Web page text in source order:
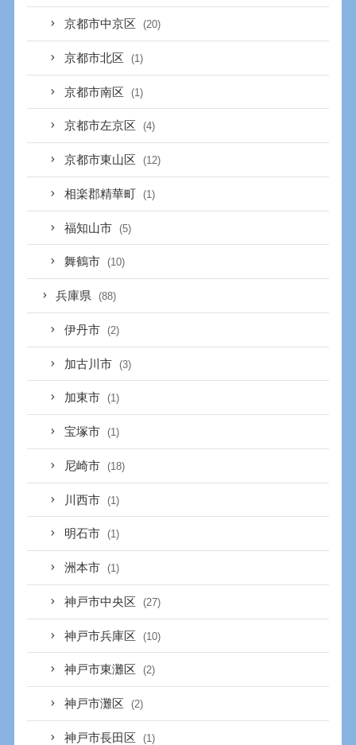
京都市中京区 (20)
京都市北区 (1)
京都市南区 (1)
京都市左京区 (4)
京都市東山区 (12)
相楽郡精華町 (1)
福知山市 (5)
舞鶴市 (10)
兵庫県 (88)
伊丹市 (2)
加古川市 (3)
加東市 (1)
宝塚市 (1)
尼崎市 (18)
川西市 (1)
明石市 (1)
洲本市 (1)
神戸市中央区 (27)
神戸市兵庫区 (10)
神戸市東灘区 (2)
神戸市灘区 (2)
神戸市長田区 (1)